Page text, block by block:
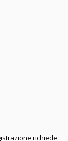
richiede